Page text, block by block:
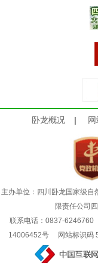
卧龙概况 |
主办单位：四川卧龙国家级
限责任公司
联系电话：0837-
14006452号 网站标识码